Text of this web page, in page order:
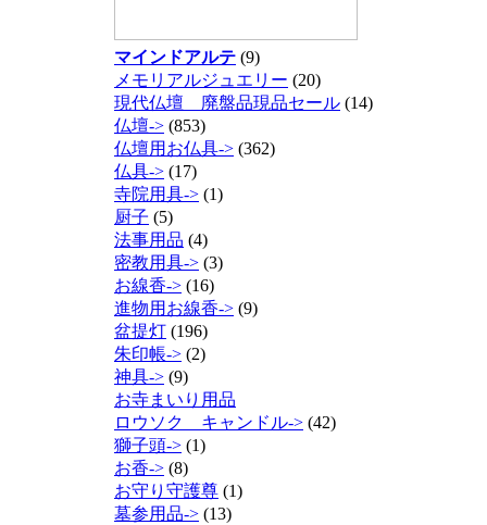
マインドアルテ (9)
メモリアルジュエリー (20)
現代仏壇 廃盤品現品セール (14)
仏壇-> (853)
仏壇用お仏具-> (362)
仏具-> (17)
寺院用具-> (1)
厨子 (5)
法事用品 (4)
密教用具-> (3)
お線香-> (16)
進物用お線香-> (9)
盆提灯 (196)
朱印帳-> (2)
神具-> (9)
お寺まいり用品
ロウソク キャンドル-> (42)
獅子頭-> (1)
お香-> (8)
お守り守護尊 (1)
墓参用品-> (13)